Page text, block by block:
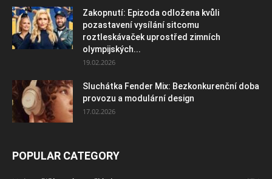
Zakopnutí: Epizoda odložena kvůli
pozastavení vysílání sitcomu
roztleskávaček uprostřed zimních
olympijských...
19.02.2026
Sluchátka Fender Mix: Bezkonkurenční doba
provozu a modulární design
17.02.2026
POPULAR CATEGORY